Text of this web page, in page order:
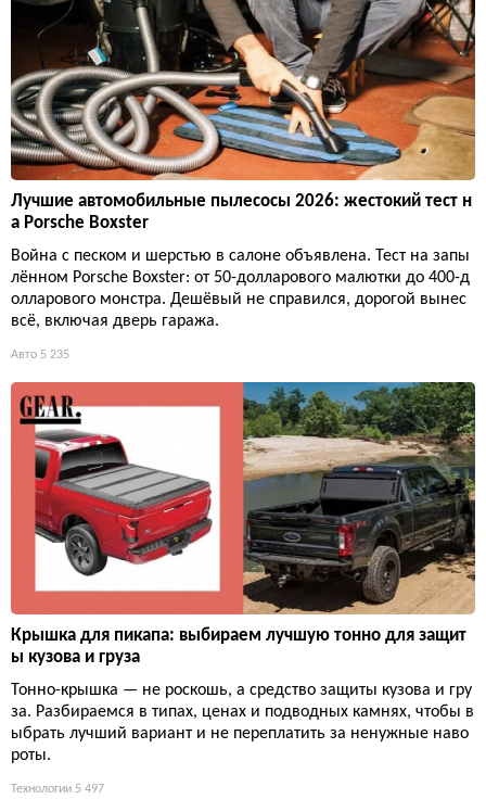
Лучшие автомобильные пылесосы 2026: жестокий тест н
а Porsche Boxster
Война с песком и шерстью в салоне объявлена. Тест на запы
лённом Porsche Boxster: от 50-долларового малютки до 400-д
олларового монстра. Дешёвый не справился, дорогой вынес
всё, включая дверь гаража.
Авто 5 235
Крышка для пикапа: выбираем лучшую тонно для защит
ы кузова и груза
Тонно-крышка — не роскошь, а средство защиты кузова и гру
за. Разбираемся в типах, ценах и подводных камнях, чтобы в
ыбрать лучший вариант и не переплатить за ненужные наво
роты.
Технологии 5 497